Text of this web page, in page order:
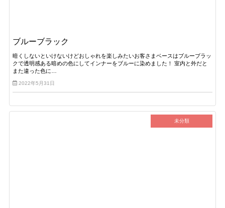
ブルーブラック
暗くしないといけないけどおしゃれを楽しみたいお客さまベースはブルーブラッ
クで透明感ある暗めの色にしてインナーをブルーに染めました！ 室内と外だと
また違った色に…
2022年5月31日
未分類